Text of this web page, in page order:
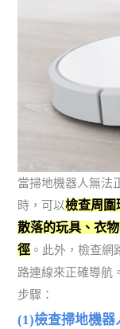
當掃地機器人無法
時，可以檢查周圍
散落的玩具、衣
徑 。此外，檢查網
路連線來正確導航
步驟：
(1)檢查掃地機器